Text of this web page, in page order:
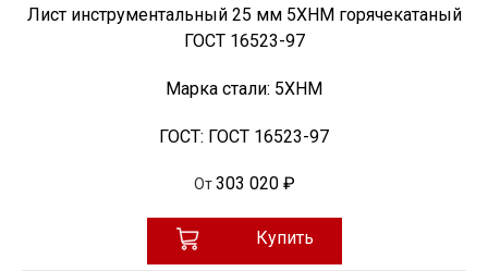
Лист инструментальный 25 мм 5ХНМ горячекатаный
ГОСТ 16523-97
Марка стали: 5ХНМ
ГОСТ: ГОСТ 16523-97
От 303 020 ₽
Купить